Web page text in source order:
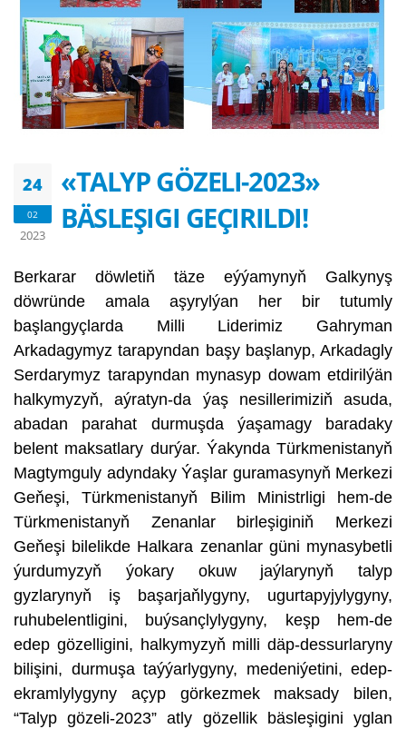
24
02
2023
«TALYP GÖZELI-2023»
BÄSLEŞIGI GEÇIRILDI!
Berkarar döwletiň täze eýýamynyň Galkynyş
döwründe amala aşyrylýan her bir tutumly
başlangyçlarda Milli Liderimiz Gahryman
Arkadagymyz tarapyndan başy başlanyp, Arkadagly
Serdarymyz tarapyndan mynasyp dowam etdirilýän
halkymyzyň, aýratyn-da ýaş nesillerimiziň asuda,
abadan parahat durmuşda ýaşamagy baradaky
belent maksatlary durýar. Ýakynda Türkmenistanyň
Magtymguly adyndaky Ýaşlar guramasynyň Merkezi
Geňeşi, Türkmenistanyň Bilim Ministrligi hem-de
Türkmenistanyň Zenanlar birleşiginiň Merkezi
Geňeşi bilelikde Halkara zenanlar güni mynasybetli
ýurdumyzyň ýokary okuw jaýlarynyň talyp
gyzlarynyň iş başarjaňlygyny, ugurtapyjylygyny,
ruhubelentligini, buýsançlylygyny, keşp hem-de
edep gözelligini, halkymyzyň milli däp-dessurlaryny
bilişini, durmuşa taýýarlygyny, medeniýetini, edep-
ekramlylygyny açyp görkezmek maksady bilen,
“Talyp gözeli-2023” atly gözellik bäsleşigini yglan